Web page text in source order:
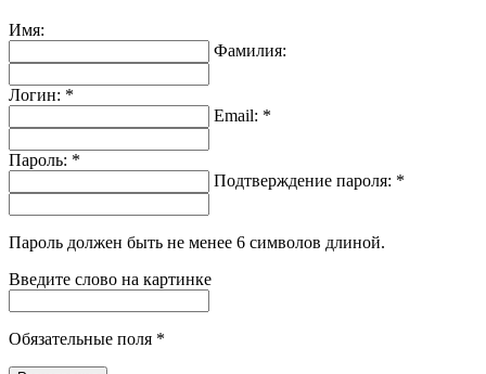
Имя:
Фамилия:
Логин: *
Email: *
Пароль: *
Подтверждение пароля: *
Пароль должен быть не менее 6 символов длиной.
Введите слово на картинке
Обязательные поля *